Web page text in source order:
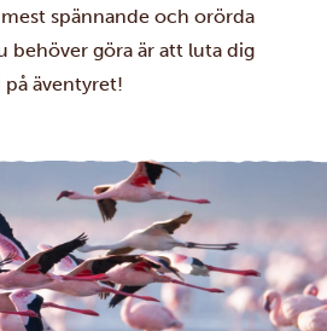
spännande och orörda
behöver göra är att luta dig
äventyret!